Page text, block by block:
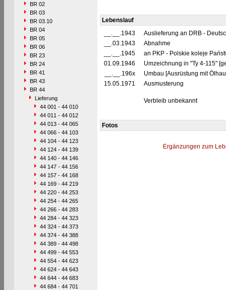
BR 02
BR 03
BR 03.10
BR 04
BR 05
BR 06
BR 23
BR 24
BR 41
BR 43
BR 44
Lieferung
44 001 - 44 010
44 011 - 44 012
44 013 - 44 065
44 066 - 44 103
44 104 - 44 123
44 124 - 44 139
44 140 - 44 146
44 147 - 44 156
44 157 - 44 168
44 169 - 44 219
44 220 - 44 253
44 254 - 44 265
44 266 - 44 283
44 284 - 44 323
44 324 - 44 373
44 374 - 44 388
44 389 - 44 498
44 499 - 44 553
44 554 - 44 623
44 624 - 44 643
44 644 - 44 683
44 684 - 44 701
Lebenslauf
__.__.1943
Auslieferung an DRB -
__.03.1943
Abnahme
__.__.1945
an PKP - Polskie koleje
01.09.1946
Umzeichnung in "Ty 4-115"
__.__.196x
Umbau [Ausrüstung mit
15.05.1971
Ausmusterung
Verbleib unbekannt
Fotos
Ergänzungen zum